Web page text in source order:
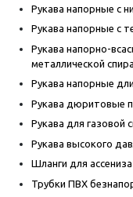
Рукава напорные с
Рукава напорные с
Рукава напорно-
металлической
Рукава напорные
Рукава дюритовые
Рукава для газовой
Рукава высокого
Шланги для
Трубки ПВХ